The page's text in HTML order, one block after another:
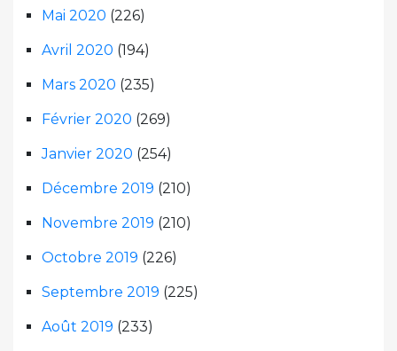
Mai 2020 (226)
Avril 2020 (194)
Mars 2020 (235)
Février 2020 (269)
Janvier 2020 (254)
Décembre 2019 (210)
Novembre 2019 (210)
Octobre 2019 (226)
Septembre 2019 (225)
Août 2019 (233)